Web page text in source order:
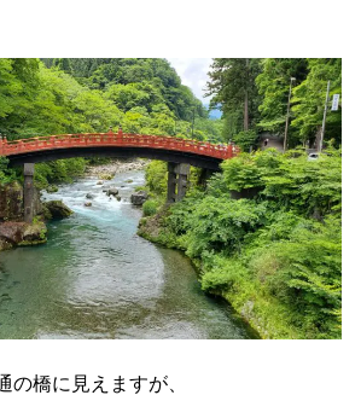
の橋に見えますが、